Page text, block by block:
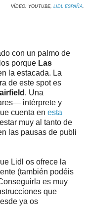
VÍDEO: YOUTUBE, LIDL ESPAÑA
con un palmo de
porque Las
la estacada. La
de este spot es
. Una
intérprete y
cuenta en esta
muy al tanto de
las pausas de publi
Lidl os ofrece la
(también podéis
es muy
que
ya os